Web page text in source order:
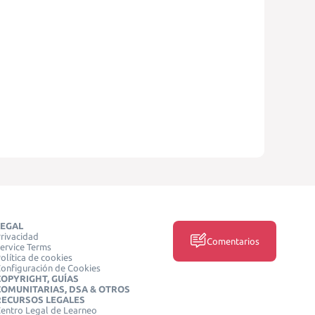
Terms
de cookies
de Cookies
GUÍAS
DSA & OTROS
LEGALES
Legal de Learneo
Comentarios